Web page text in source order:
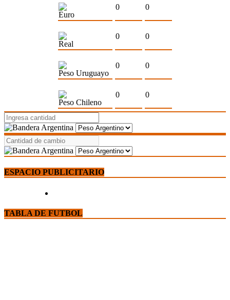
Euro
0 0
Real
0 0
Peso Uruguayo
0 0
Peso Chileno
0 0
ESPACIO PUBLICITARIO
TABLA DE FUTBOL